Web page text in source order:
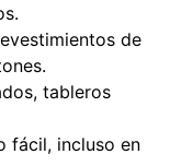
de
tableros
fácil, incluso en